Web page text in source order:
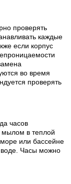
проверять
каждые
если корпус
во время
проверять
часов
мылом в теплой
или бассейне
воде. Часы можно